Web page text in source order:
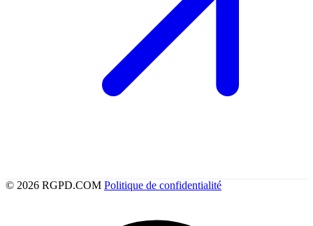
© 2026 RGPD.COM Politique de confidentialité